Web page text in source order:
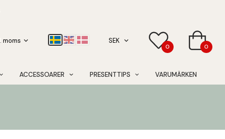
0 0
ACCESSOARER PRESENTTIPS VARUMÄRKEN